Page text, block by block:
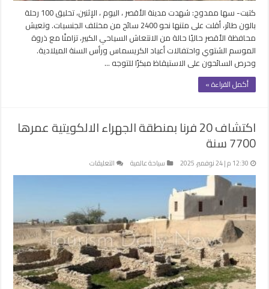
كتبت- سها ممدوح: شهدت مدينة الأقصر ، اليوم ، الإثنين، تحليق 100 رحلة
بالون طائر، أقلت على متنها نحو 2400 سائح من مختلف الجنسيات. وتعيش
محافظة الأقصر حاليًا حالة من الانتعاش السياحي الكبير، تزامنًا مع ذروة
الموسم الشتوي واحتفالات أعياد الكريسماس ورأس السنة الميلادية.
وحرص السائحون على الاستيقاظ مبكرًا للتوجه …
أكمل القراءة »
اكتشاف 20 فرنا بمنطقة الجهراء الالكويتية عمرها
7700 سنة
12:30 م | 24 نوفمبر، 2025 سياحة عالمية التعليقات
اكتشاف
بمنطقة
الجهراء
الالكويتية
عمرها
7700
سنة
مغلقة